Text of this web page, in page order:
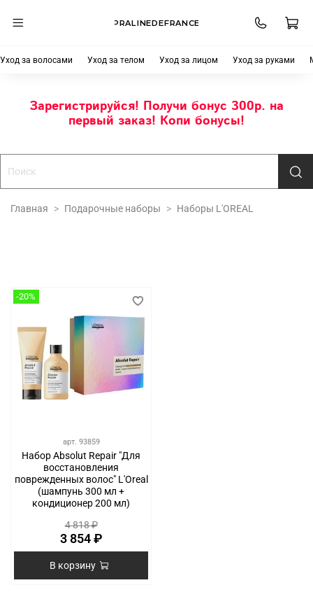
PRALINEDEFRANCE
Уход за волосами Уход за телом Уход за лицом Уход за руками
Зарегистрируйся! Получи бонус 300р. на
первый заказ! Копи бонусы!
Главная Подарочные наборы Наборы L'OREAL
-20%
арт. 93859
Набор Absolut Repair "Для
восстановления
поврежденных волос" L'Oreal
(шампунь 300 мл +
кондиционер 200 мл)
4 818 ₽
3 854 ₽
В корзину